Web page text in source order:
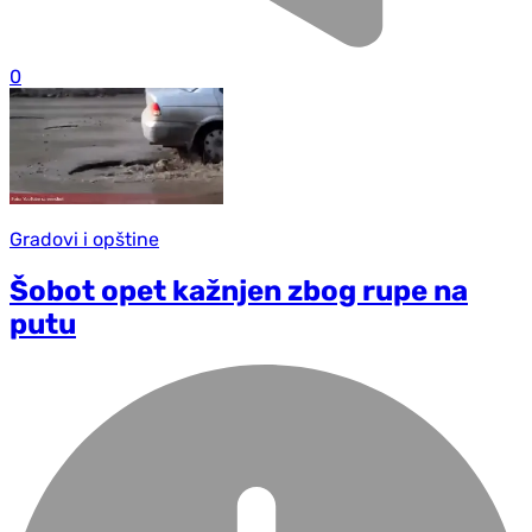
0
Gradovi i opštine
Šobot opet kažnjen zbog rupe na
putu